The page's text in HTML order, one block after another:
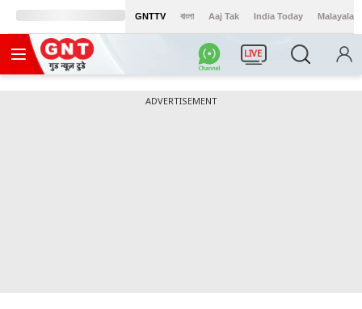
GNTTV বাংলা Aaj Tak India Today Malayalam
LIVE
ADVERTISEMENT